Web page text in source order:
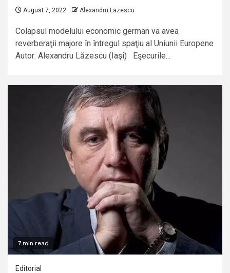
August 7, 2022 Alexandru Lazescu
Colapsul modelului economic german va avea
reverberaţii majore în întregul spaţiu al Uniunii Europene
Autor: Alexandru Lăzescu (Iaşi) Eşecurile...
7 min read
Editorial